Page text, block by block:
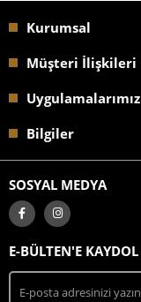
Kurumsal
Müşteri İlişkileri
Uygulamalarımız
Bilgiler
SOSYAL MEDYA
E-BÜLTEN'E KAYDOL